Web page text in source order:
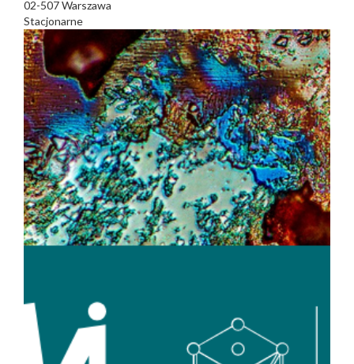
02-507Warszawa
Stacjonarne